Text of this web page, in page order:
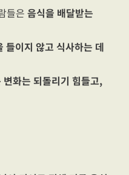
들은음식을 배달받는
들이지 않고 식사하는 데
화는 되돌리기 힘들고,